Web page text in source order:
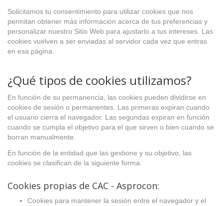
Solicitamos tu consentimiento para utilizar cookies que nos
permitan obtener más información acerca de tus preferencias y
personalizar nuestro Sitio Web para ajustarlo a tus intereses. Las
cookies vuelven a ser enviadas al servidor cada vez que entras
en esa página.
¿Qué tipos de cookies utilizamos?
En función de su permanencia, las cookies pueden dividirse en
cookies de sesión o permanentes. Las primeras expiran cuando
el usuario cierra el navegador. Las segundas expiran en función
cuando se cumpla el objetivo para el que sirven o bien cuando se
borran manualmente.
En función de la entidad que las gestione y su objetivo, las
cookies se clasifican de la siguiente forma:
Cookies propias de CAC - Asprocon:
Cookies para mantener la sesión entre el navegador y el